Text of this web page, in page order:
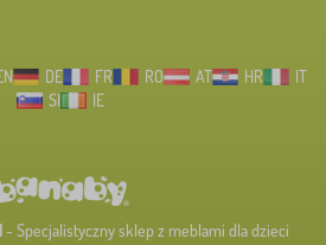
DE FR RO AT HR
IT
SI
IE
- Specjalistyczny sklep z meblami dla dzieci